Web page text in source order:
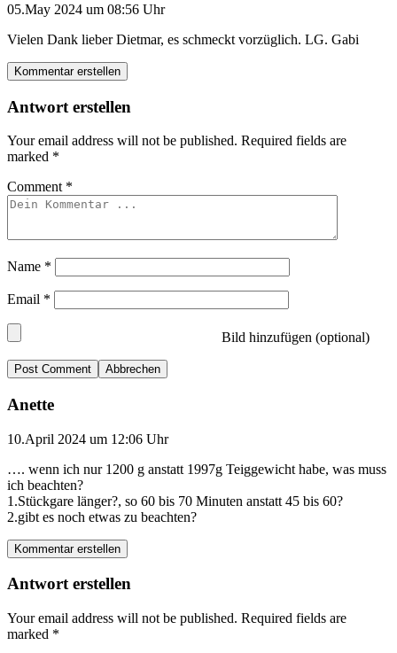
05.May 2024 um 08:56 Uhr
Vielen Dank lieber Dietmar, es schmeckt vorzüglich. LG. Gabi
Kommentar erstellen
Antwort erstellen
Your email address will not be published. Required fields are
marked *
Comment *
Name *
Email *
Bild hinzufügen (optional)
Abbrechen
Anette
10.April 2024 um 12:06 Uhr
…. wenn ich nur 1200 g anstatt 1997g Teiggewicht habe, was muss
ich beachten?
1.Stückgare länger?, so 60 bis 70 Minuten anstatt 45 bis 60?
2.gibt es noch etwas zu beachten?
Kommentar erstellen
Antwort erstellen
Your email address will not be published. Required fields are
marked *